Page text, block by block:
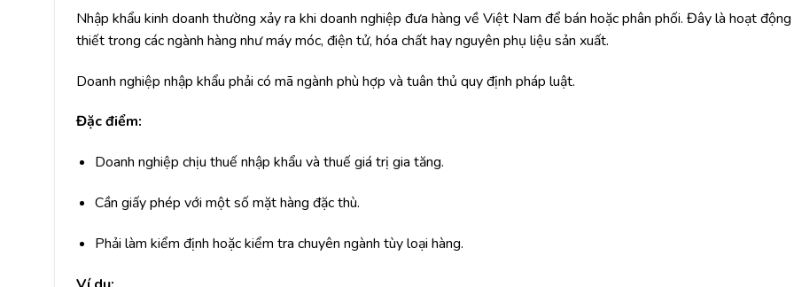
Nhập khẩu kinh doanh thường xảy ra khi doanh nghiệp đưa hàng về Việt Nam để bán hoặc phân phối. Đây là hoạt động
thiết trong các ngành hàng như máy móc, điện tử, hóa chất hay nguyên phụ liệu sản xuất.
Doanh nghiệp nhập khẩu phải có mã ngành phù hợp và tuân thủ quy định pháp luật.
Đặc điểm:
Doanh nghiệp chịu thuế nhập khẩu và thuế giá trị gia tăng.
Cần giấy phép với một số mặt hàng đặc thù.
Phải làm kiểm định hoặc kiểm tra chuyên ngành tùy loại hàng.